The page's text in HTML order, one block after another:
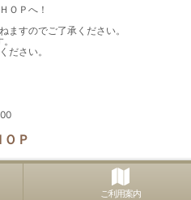
ＯＰへ！
ますのでご了承ください。
ださい。
Ｐ
ご利用案内